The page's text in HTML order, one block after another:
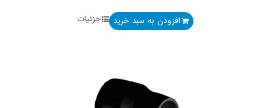
افزودن به سبد خرید جزئیات